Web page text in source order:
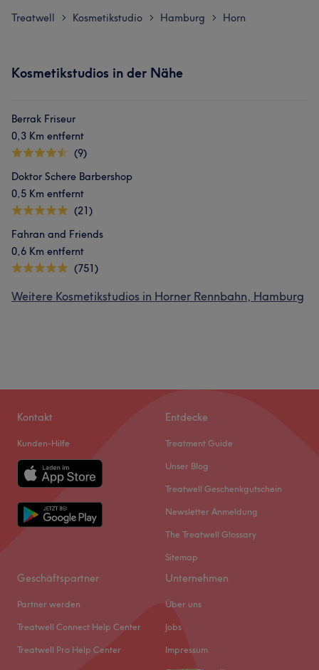
Treatwell > Kosmetikstudio > Hamburg > Horn
Kosmetikstudios in der Nähe
Berrak Friseur
0,3 Km entfernt
(9)
Doktor Schere Barbershop
0,5 Km entfernt
(21)
Fahran and Friends
0,6 Km entfernt
(751)
Weitere Kosmetikstudios in Horner Rennbahn, Hamburg
Kontakt
Kunden-Hilfe
Entdecke
Treatment Guide
Unser Blog
Treatwell Geschenkgutschein
Newsletter Anmeldung
The Treatwell Glossary
Sitemap
Geschäftspartner
Partner werden
Treatwell Connect Help Center
Treatwell Pro Help Center
Unternehmen
Über uns
Jobs
Impressum